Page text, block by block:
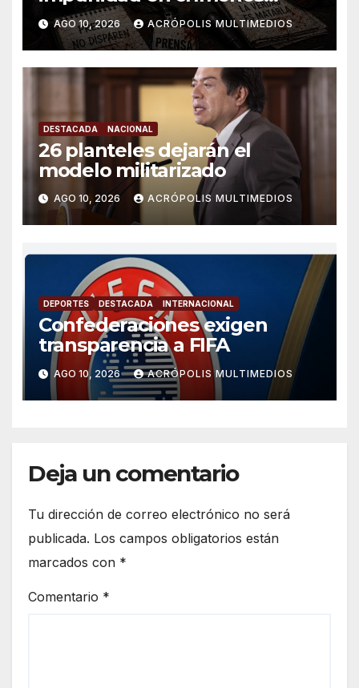
contra periodistas en
Veracruz
AGO 10, 2026 ACRÓPOLIS MULTIMEDIOS
DESTACADA NACIONAL
26 planteles dejarán el
modelo militarizado
AGO 10, 2026 ACRÓPOLIS MULTIMEDIOS
DEPORTES DESTACADA INTERNACIONAL
Confederaciones exigen
transparencia a FIFA
AGO 10, 2026 ACRÓPOLIS MULTIMEDIOS
Deja un comentario
Tu dirección de correo electrónico no será
publicada. Los campos obligatorios están
marcados con *
Comentario *